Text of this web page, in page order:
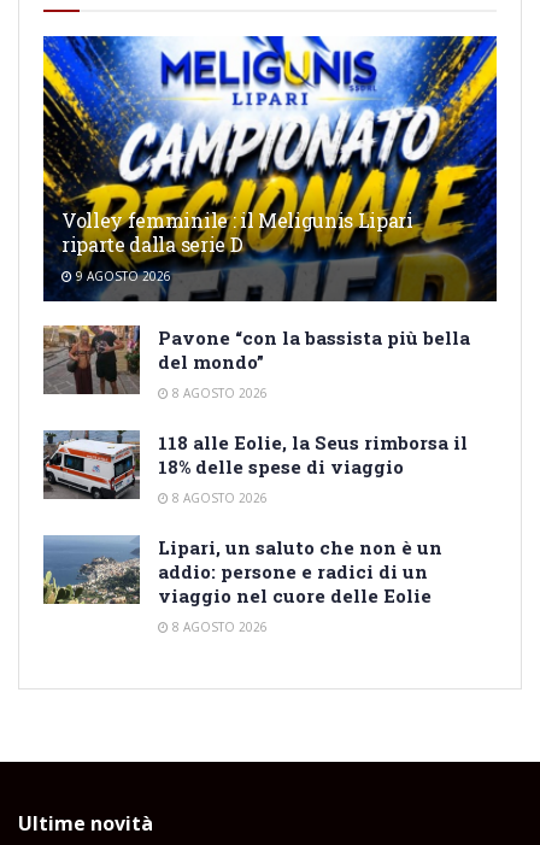
Volley femminile : il Meligunis Lipari
riparte dalla serie D
9 AGOSTO 2026
Pavone “con la bassista più bella
del mondo”
8 AGOSTO 2026
118 alle Eolie, la Seus rimborsa il
18% delle spese di viaggio
8 AGOSTO 2026
Lipari, un saluto che non è un
addio: persone e radici di un
viaggio nel cuore delle Eolie
8 AGOSTO 2026
Ultime novità